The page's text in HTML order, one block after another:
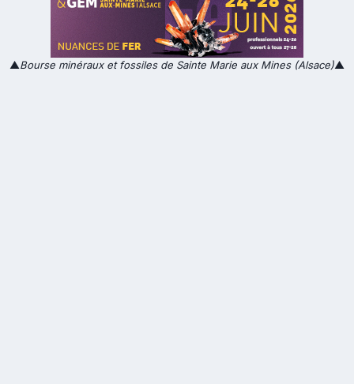
▲Bourse minéraux et fossiles de Sainte Marie aux Mines (Alsace)▲